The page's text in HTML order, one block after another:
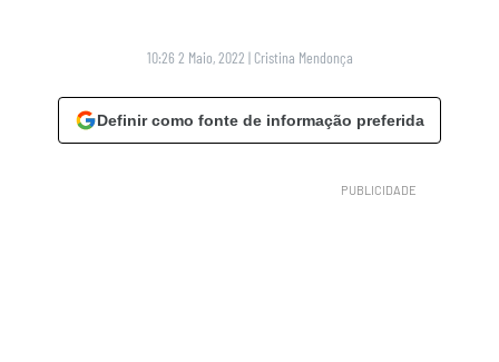
10:26 2 Maio, 2022 | Cristina Mendonça
Definir como fonte de informação preferida